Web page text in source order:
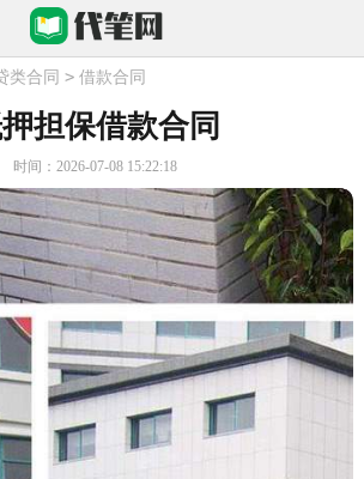
类合同 > 借款合同
担保借款合同
时间：2026-07-08 15:22:18